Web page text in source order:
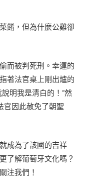
餚，但為什麼公雞卻
而被判死刑。幸運的
著法官桌上剛出爐的
明我是清白的！”然
因此赦免了朝聖
成為了該國的吉祥
了解葡萄牙文化嗎？
注我們！